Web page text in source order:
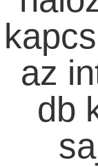
az
db